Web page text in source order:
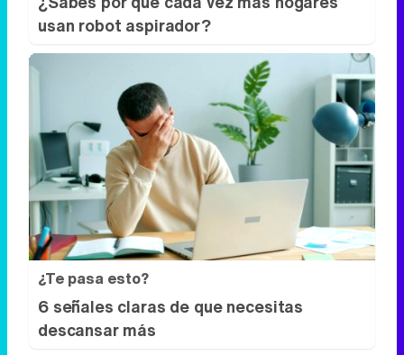
¿Te pasa esto?
6 señales claras de que necesitas
descansar más